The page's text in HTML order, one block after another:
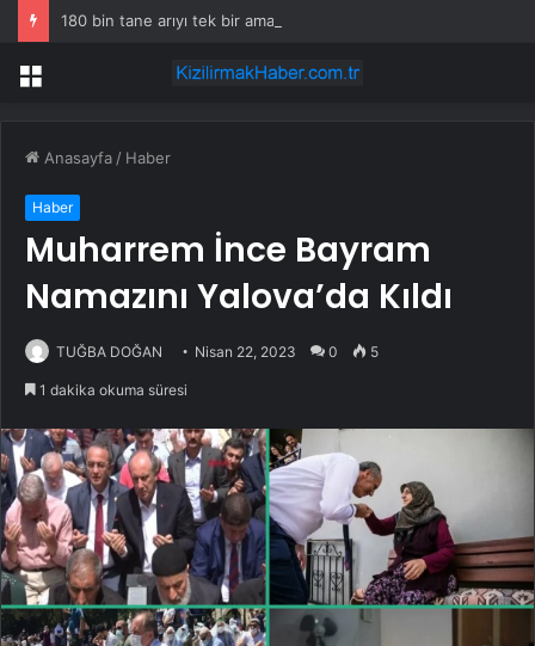
180 bin tane arıyı tek bir amaç doğaya saldılar
Menü
Anasayfa / Haber
Haber
Muharrem İnce Bayram
Namazını Yalova’da Kıldı
TUĞBA DOĞAN Nisan 22, 2023 0 5
1 dakika okuma süresi